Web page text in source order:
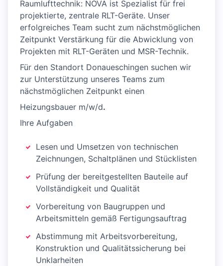
Raumlufttechnik: NOVA ist Spezialist für frei
projektierte, zentrale RLT-Geräte. Unser
erfolgreiches Team sucht zum nächstmöglichen
Zeitpunkt Verstärkung für die Abwicklung von
Projekten mit RLT-Geräten und MSR-Technik.
Für den Standort Donaueschingen suchen wir
zur Unterstützung unseres Teams zum
nächstmöglichen Zeitpunkt einen
Heizungsbauer m/w/d.​
Ihre Aufgaben
Lesen und Umsetzen von technischen
Zeichnungen, Schaltplänen und Stücklisten
Prüfung der bereitgestellten Bauteile auf
Vollständigkeit und Qualität
Vorbereitung von Baugruppen und
Arbeitsmitteln gemäß Fertigungsauftrag
Abstimmung mit Arbeitsvorbereitung,
Konstruktion und Qualitätssicherung bei
Unklarheiten